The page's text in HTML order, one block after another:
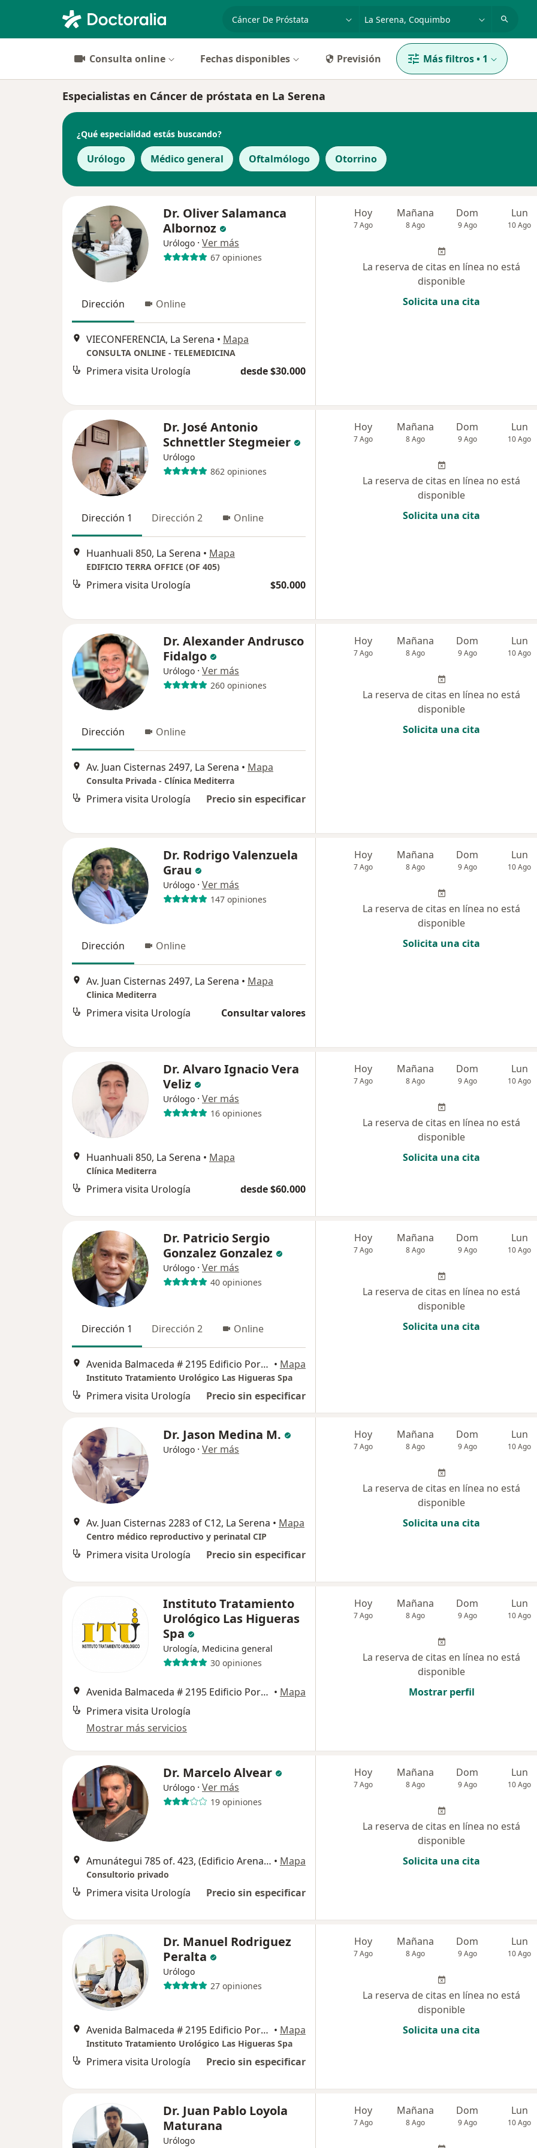
especialidad, enfermedad o nombre
Consulta online Fechas disponibles Previsión Más filtros• 1
Especialistas en Cáncer de próstata en La Serena
¿Qué especialidad estás buscando?
Urólogo Médico general Oftalmólogo Otorrino
Dr. Oliver Salamanca
Albornoz
Urólogo · Ver más
67 opiniones
Dirección Online
VIECONFERENCIA, La Serena • Mapa
CONSULTA ONLINE - TELEMEDICINA
Primera visita Urología desde $30.000
Hoy
7 Ago
Mañana
8 Ago
Dom
9 Ago
Lun
10 Ago
La reserva de citas en línea no está
disponible
Solicita una cita
Dr. José Antonio
Schnettler Stegmeier
Urólogo
862 opiniones
Dirección 1 Dirección 2 Online
Huanhuali 850, La Serena • Mapa
EDIFICIO TERRA OFFICE (OF 405)
Primera visita Urología $50.000
Hoy
7 Ago
Mañana
8 Ago
Dom
9 Ago
Lun
10 Ago
La reserva de citas en línea no está
disponible
Solicita una cita
Dr. Alexander Andrusco
Fidalgo
Urólogo · Ver más
260 opiniones
Dirección Online
Av. Juan Cisternas 2497, La Serena • Mapa
Consulta Privada - Clínica Mediterra
Primera visita Urología Precio sin especificar
Hoy
7 Ago
Mañana
8 Ago
Dom
9 Ago
Lun
10 Ago
La reserva de citas en línea no está
disponible
Solicita una cita
Dr. Rodrigo Valenzuela
Grau
Urólogo · Ver más
147 opiniones
Dirección Online
Av. Juan Cisternas 2497, La Serena • Mapa
Clinica Mediterra
Primera visita Urología Consultar valores
Hoy
7 Ago
Mañana
8 Ago
Dom
9 Ago
Lun
10 Ago
La reserva de citas en línea no está
disponible
Solicita una cita
Dr. Alvaro Ignacio Vera
Veliz
Urólogo · Ver más
16 opiniones
Huanhuali 850, La Serena • Mapa
Clínica Mediterra
Primera visita Urología desde $60.000
Hoy
7 Ago
Mañana
8 Ago
Dom
9 Ago
Lun
10 Ago
La reserva de citas en línea no está
disponible
Solicita una cita
Dr. Patricio Sergio
Gonzalez Gonzalez
Urólogo · Ver más
40 opiniones
Dirección 1 Dirección 2 Online
Avenida Balmaceda # 2195 Edificio Portal Las Higueras Of 315, La Serena • Mapa
Instituto Tratamiento Urológico Las Higueras Spa
Primera visita Urología Precio sin especificar
Hoy
7 Ago
Mañana
8 Ago
Dom
9 Ago
Lun
10 Ago
La reserva de citas en línea no está
disponible
Solicita una cita
Dr. Jason Medina M.
Urólogo · Ver más
Av. Juan Cisternas 2283 of C12, La Serena • Mapa
Centro médico reproductivo y perinatal CIP
Primera visita Urología Precio sin especificar
Hoy
7 Ago
Mañana
8 Ago
Dom
9 Ago
Lun
10 Ago
La reserva de citas en línea no está
disponible
Solicita una cita
Instituto Tratamiento
Urológico Las Higueras
Spa
Urología, Medicina general
30 opiniones
Avenida Balmaceda # 2195 Edificio Portal Las Higueras Of 315, La Serena • Mapa
Primera visita Urología
Mostrar más servicios
Hoy
7 Ago
Mañana
8 Ago
Dom
9 Ago
Lun
10 Ago
La reserva de citas en línea no está
disponible
Mostrar perfil
Dr. Marcelo Alvear
Urólogo · Ver más
19 opiniones
Amunátegui 785 of. 423, (Edificio Arenas de Amunátegui), La Serena • Mapa
Consultorio privado
Primera visita Urología Precio sin especificar
Hoy
7 Ago
Mañana
8 Ago
Dom
9 Ago
Lun
10 Ago
La reserva de citas en línea no está
disponible
Solicita una cita
Dr. Manuel Rodriguez
Peralta
Urólogo
27 opiniones
Avenida Balmaceda # 2195 Edificio Portal Las Higueras Of 315, La Serena • Mapa
Instituto Tratamiento Urológico Las Higueras Spa
Primera visita Urología Precio sin especificar
Hoy
7 Ago
Mañana
8 Ago
Dom
9 Ago
Lun
10 Ago
La reserva de citas en línea no está
disponible
Solicita una cita
Dr. Juan Pablo Loyola
Maturana
Urólogo
Hoy
7 Ago
Mañana
8 Ago
Dom
9 Ago
Lun
10 Ago